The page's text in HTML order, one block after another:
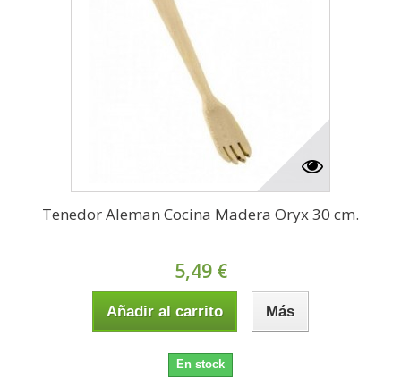
Tenedor Aleman Cocina Madera Oryx 30 cm.
5,49 €
Añadir al carrito Más
En stock